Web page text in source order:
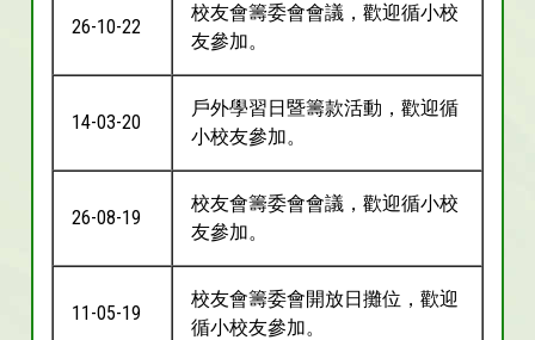
26-10-22
校友會籌委會會議，歡迎循小校
友參加。
14-03-20
戶外學習日暨籌款活動，歡迎循
小校友參加。
26-08-19
校友會籌委會會議，歡迎循小校
友參加。
11-05-19
校友會籌委會開放日攤位，歡迎
循小校友參加。